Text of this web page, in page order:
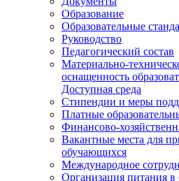
Образование
Образовательные
Руководство
Педагогический состав
Материально-
оснащенность
Доступная среда
Стипендии и меры
Платные
Финансово-
Вакантные места для
обучающихся
Международное
Организация питания в